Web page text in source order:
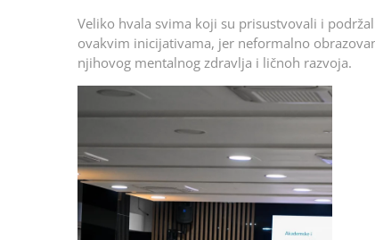
Veliko hvala svima koji su prisustvovali i
ovakvim inicijativama, jer neformalno
njihovog mentalnog zdravlja i ličnoh razvoja.